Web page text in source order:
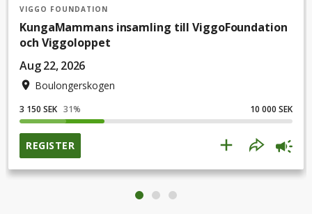
VIGGO FOUNDATION
KungaMammans insamling till ViggoFoundation
och Viggoloppet
Aug 22, 2026
Boulongerskogen
3 150 SEK 31% 10 000 SEK
REGISTER